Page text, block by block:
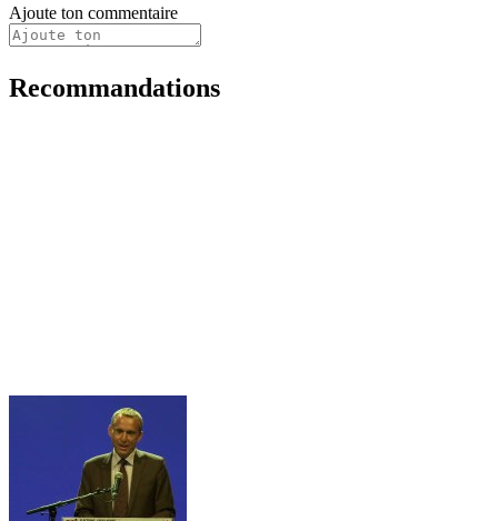
Ajoute ton commentaire
Recommandations